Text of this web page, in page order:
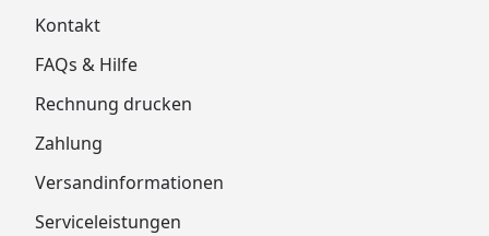
Kontakt
FAQs & Hilfe
Rechnung drucken
Zahlung
Versandinformationen
Serviceleistungen